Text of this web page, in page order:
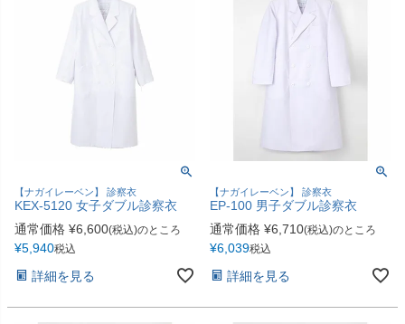
ホームケア・ヘルスケア
マットレス／枕／クッシ
リハビリ・トレーニング
【ナガイレーベン】 診察衣
KEX-5120 女子ダブル診察衣
通常価格 ¥6,600(税込)のところ
¥5,940税込
詳細を見る
【ナガイレーベン】 診察衣
EP-100 男子ダブル診察衣
通常価格 ¥6,710(税込)のところ
¥6,039税込
詳細を見る